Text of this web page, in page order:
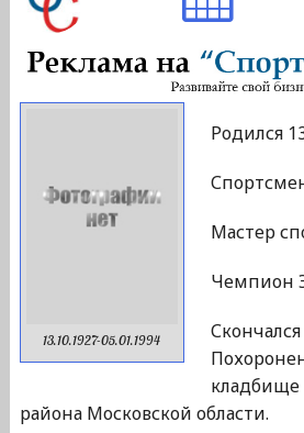
13.10.1927-05.01.1994
Родился
Мастер
Чемпион
района Московской области.